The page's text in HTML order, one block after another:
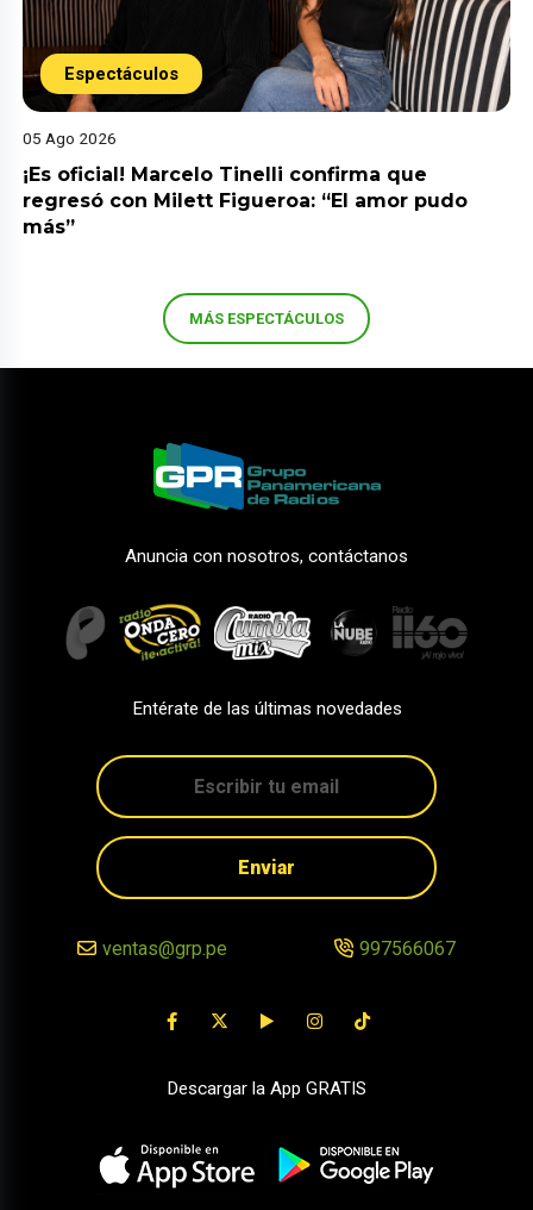
Espectáculos
05 Ago 2026
¡Es oficial! Marcelo Tinelli confirma que
regresó con Milett Figueroa: “El amor pudo
más”
MÁS ESPECTÁCULOS
Anuncia con nosotros, contáctanos
Entérate de las últimas novedades
Enviar
ventas@grp.pe 997566067
Descargar la App GRATIS